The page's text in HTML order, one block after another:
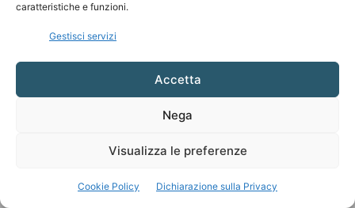
caratteristiche e funzioni.
Gestisci servizi
Accetta
Nega
Visualizza le preferenze
Cookie Policy Dichiarazione sulla Privacy